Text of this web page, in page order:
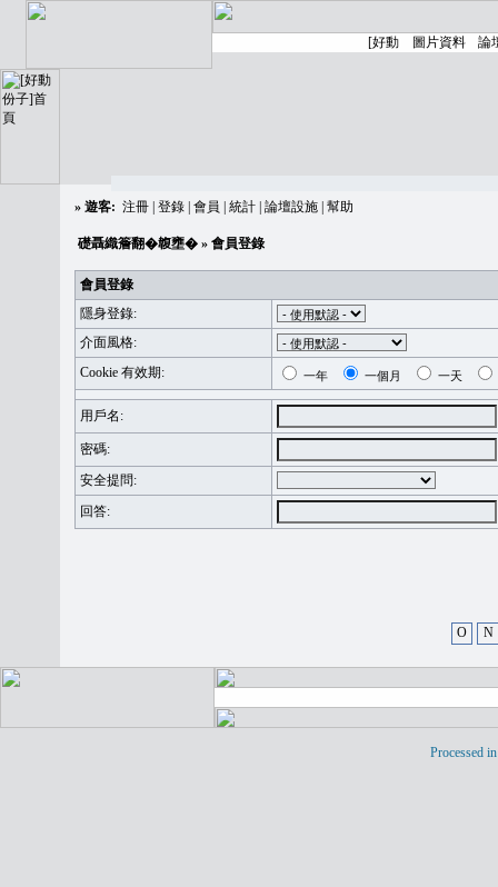
» 遊客: 注冊 登錄 會員 統計 論壇設施 幫助
礎聶織簷翻�䪖壅� » 會員登錄
會員登錄
隱身登錄:
介面風格:
Cookie 有效期:
一年 一個月 一天
用戶名:
密碼:
安全提問:
回答:
O N
Processed